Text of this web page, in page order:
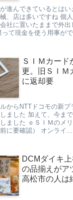
進んできているとは
、店は多いですね 個
社に置いたままで外
って現金を使う用事が
ＳＩＭカー
更。旧ＳＩＭ
に返却要
からNTTドコモの新プ
ました 加えて、今ま
ました ｅＳＩＭのメ
に要確認） オンライ...
DCMダイキ
の品揃えがア
高松市の人は